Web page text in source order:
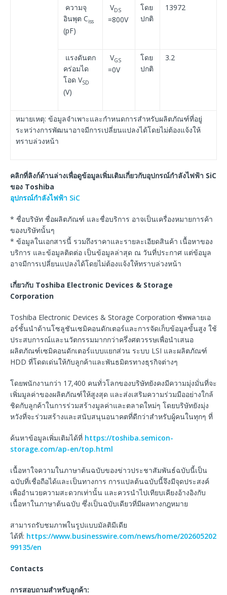
ความจุ
อินพุต Ciss
(pF)
VDS
=800V
โดย
ปกติ
13972
แรงดันตก
คร่อมได
โอด VSD
(V)
VGS
=0V
โดย
ปกติ
3.2
หมายเหตุ: ข้อมูลจำเพาะและกำหนดการสำหรับผลิตภัณฑ์ที่อยู่
ระหว่างการพัฒนาอาจมีการเปลี่ยนแปลงได้โดยไม่ต้องแจ้งให้
ทราบล่วงหน้า
คลิกที่ลิงก์ด้านล่างเพื่อดูข้อมูลเพิ่มเติมเกี่ยวกับอุปกรณ์กำลังไฟฟ้า SiC
ของ Toshiba
อุปกรณ์กำลังไฟฟ้า SiC
* ชื่อบริษัท ชื่อผลิตภัณฑ์ และชื่อบริการ อาจเป็นเครื่องหมายการค้า
ของบริษัทนั้นๆ
* ข้อมูลในเอกสารนี้ รวมถึงราคาและรายละเอียดสินค้า เนื้อหาของ
บริการ และข้อมูลติดต่อ เป็นข้อมูลล่าสุด ณ วันที่ประกาศ แต่ข้อมูล
อาจมีการเปลี่ยนแปลงได้โดยไม่ต้องแจ้งให้ทราบล่วงหน้า
เกี่ยวกับ Toshiba Electronic Devices & Storage
Corporation
Toshiba Electronic Devices & Storage Corporation ซัพพลายเอ
อร์ชั้นนำด้านโซลูชันเซมิคอนดักเตอร์และการจัดเก็บข้อมูลขั้นสูง ใช้
ประสบการณ์และนวัตกรรมมากกว่าครึ่งศตวรรษเพื่อนำเสนอ
ผลิตภัณฑ์เซมิคอนดักเตอร์แบบแยกส่วน ระบบ LSI และผลิตภัณฑ์
HDD ที่โดดเด่นให้กับลูกค้าและพันธมิตรทางธุรกิจต่างๆ
โดยพนักงานกว่า 17,400 คนทั่วโลกของบริษัทยังคงมีความมุ่งมั่นที่จะ
เพิ่มมูลค่าของผลิตภัณฑ์ให้สูงสุด และส่งเสริมความร่วมมืออย่างใกล้
ชิดกับลูกค้าในการร่วมสร้างมูลค่าและตลาดใหม่ๆ โดยบริษัทยังมุ่ง
หวังที่จะร่วมสร้างและสนับสนุนอนาคตที่ดีกว่าสำหรับผู้คนในทุกๆ ที่
ค้นหาข้อมูลเพิ่มเติมได้ที่ https://toshiba.semicon-
storage.com/ap-en/top.html
เนื้อหาใจความในภาษาต้นฉบับของข่าวประชาสัมพันธ์ฉบับนี้เป็น
ฉบับที่เชื่อถือได้และเป็นทางการ การแปลต้นฉบับนี้จึงมีจุดประสงค์
เพื่ออำนวยความสะดวกเท่านั้น และควรนำไปเทียบเคียงอ้างอิงกับ
เนื้อหาในภาษาต้นฉบับ ซึ่งเป็นฉบับเดียวที่มีผลทางกฎหมาย
สามารถรับชมภาพในรูปแบบมัลติมีเดีย
ได้ที่: https://www.businesswire.com/news/home/202605202
99135/en
Contacts
การสอบถามสำหรับลูกค้า: